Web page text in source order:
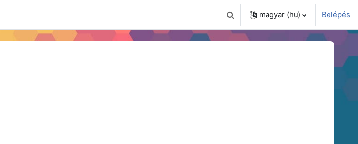
Keresési bemeneti adatok váltása
magyar ‎(hu)‎ Belépés